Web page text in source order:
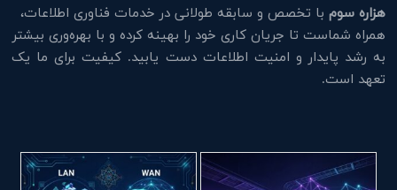
هزاره سوم با تخصص و سابقه طولانی در خدمات فناوری اطلاعات،
همراه شماست تا جریان کاری خود را بهینه کرده و با بهره‌وری بیشتر
به رشد پایدار و امنیت اطلاعات دست یابید. کیفیت برای ما یک
تعهد است.